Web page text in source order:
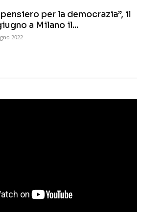
pensiero per la democrazia”, il
a Milano il...
2022